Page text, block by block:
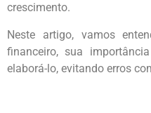
crescimento.
Neste artigo, vamos
financeiro, sua
elaborá-lo, evitando erros